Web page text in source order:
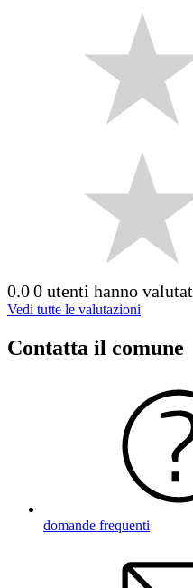
0.00 utenti hanno
Vedi tutte le valutazioni
Contatta il comune
domande frequenti